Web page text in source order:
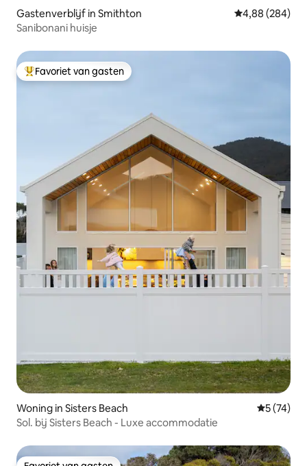
Gastenverblijf in Smithton Gemiddelde
4,88 (284)
Sanibonani huisje
Topfavoriet van gasten
Favoriet van gasten
Woning in Sisters Beach
5 (74)
Sol. bij Sisters Beach - Luxe accommodatie